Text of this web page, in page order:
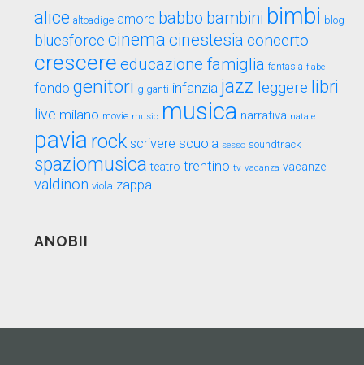
alice altoadige amore babbo bambini bimbi blog
bluesforce cinema cinestesia concerto
crescere educazione famiglia fantasia fiabe
fondo genitori giganti infanzia jazz leggere libri
live milano movie music musica narrativa natale
pavia rock scrivere scuola sesso soundtrack
spaziomusica teatro trentino tv vacanza vacanze
valdinon viola zappa
ANOBII